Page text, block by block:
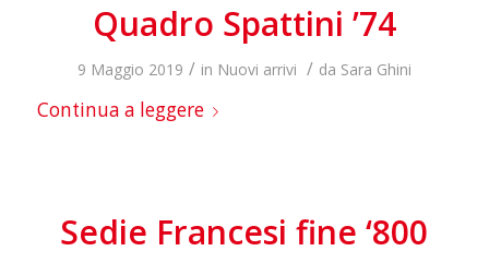
Quadro Spattini ’74
9 Maggio 2019 / in Nuovi arrivi / da Sara Ghini
Continua a leggere
Sedie Francesi fine ‘800